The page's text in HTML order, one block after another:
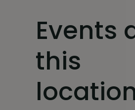
Events
this